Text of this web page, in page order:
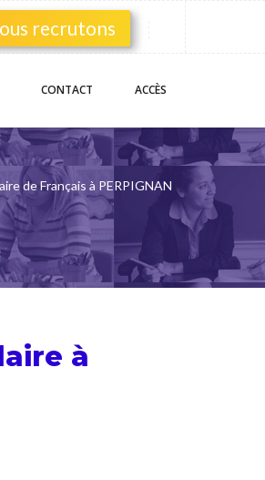
recrutons
CONTACT ACCÈS
de Français à PERPIGNAN
à